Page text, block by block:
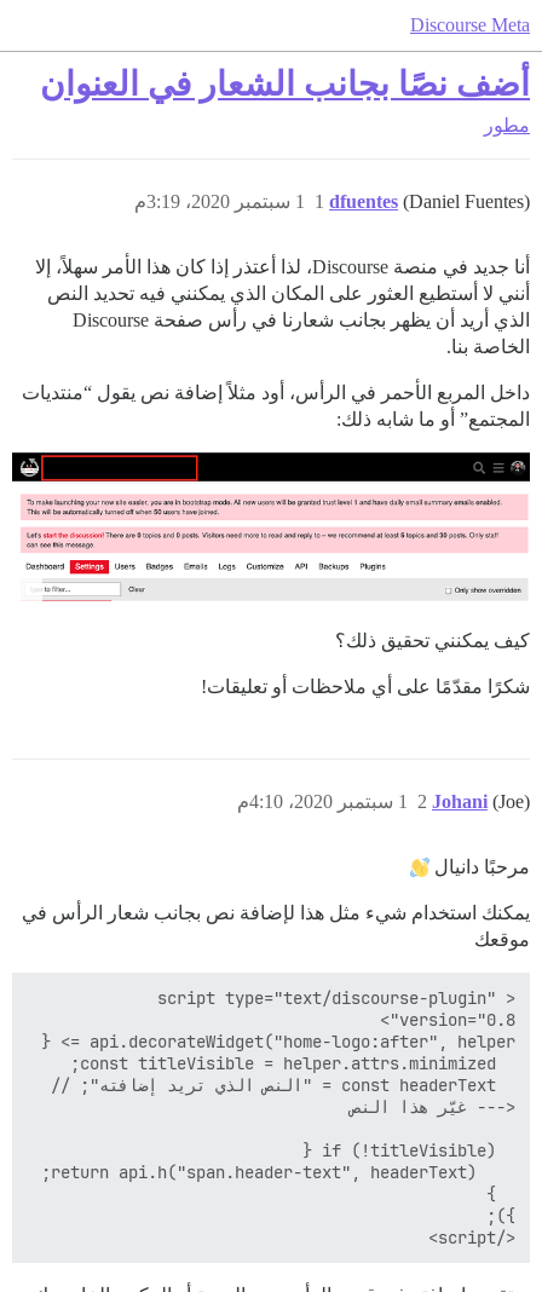
Discourse Meta
أضف نصًا بجانب الشعار في العنوان
مطور
dfuentes (Daniel Fuentes) 1 سبتمبر 2020، 3:19م 1
أنا جديد في منصة Discourse، لذا أعتذر إذا كان هذا الأمر سهلاً، إلا
أنني لا أستطيع العثور على المكان الذي يمكنني فيه تحديد النص
الذي أريد أن يظهر بجانب شعارنا في رأس صفحة Discourse
الخاصة بنا.
داخل المربع الأحمر في الرأس، أود مثلاً إضافة نص يقول “منتديات
المجتمع” أو ما شابه ذلك:
كيف يمكنني تحقيق ذلك؟
شكرًا مقدّمًا على أي ملاحظات أو تعليقات!
Johani (Joe) 1 سبتمبر 2020، 4:10م 2
مرحبًا دانيال
يمكنك استخدام شيء مثل هذا لإضافة نص بجانب شعار الرأس في
موقعك
<script type="text/discourse-plugin"
</script>